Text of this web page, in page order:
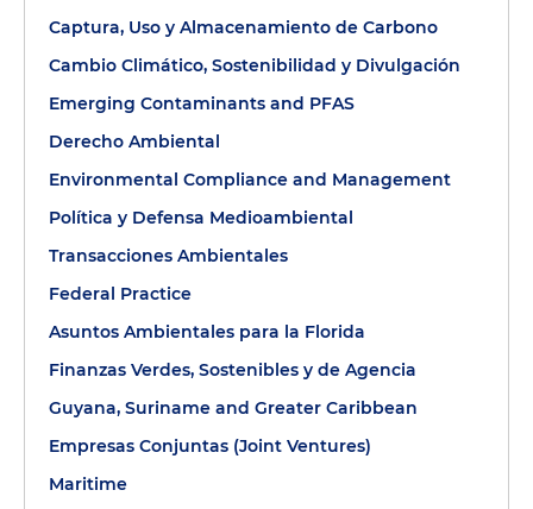
Captura, Uso y Almacenamiento de Carbono
Cambio Climático, Sostenibilidad y Divulgación
Emerging Contaminants and PFAS
Derecho Ambiental
Environmental Compliance and Management
Política y Defensa Medioambiental
Transacciones Ambientales
Federal Practice
Asuntos Ambientales para la Florida
Finanzas Verdes, Sostenibles y de Agencia
Guyana, Suriname and Greater Caribbean
Empresas Conjuntas (Joint Ventures)
Maritime